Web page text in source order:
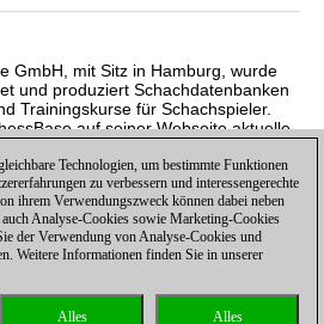
GmbH, mit Sitz in Hamburg, wurde
und produziert Schachdatenbanken
Trainingskurse für Schachspieler.
auf seiner Webseite aktuelle
und gilt weltweit als wichtigste
Kontakt| |Lizenzen
Technologien, um bestimmte Funktionen
zu verbessern und interessengerechte
ihrem Verwendungszweck können dabei neben
Analyse-Cookies sowie Marketing-Cookies
der Verwendung von Analyse-Cookies und
Weitere Informationen finden Sie in unserer
Alles
Alles